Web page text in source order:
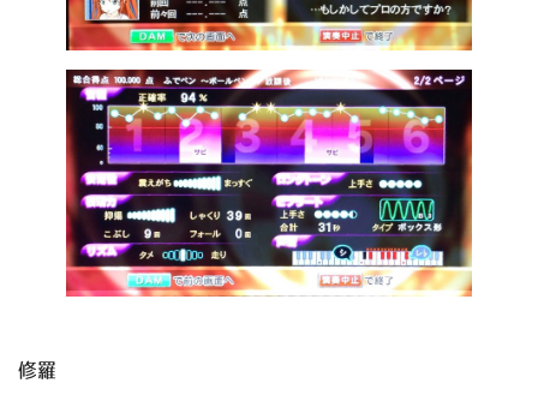
修羅